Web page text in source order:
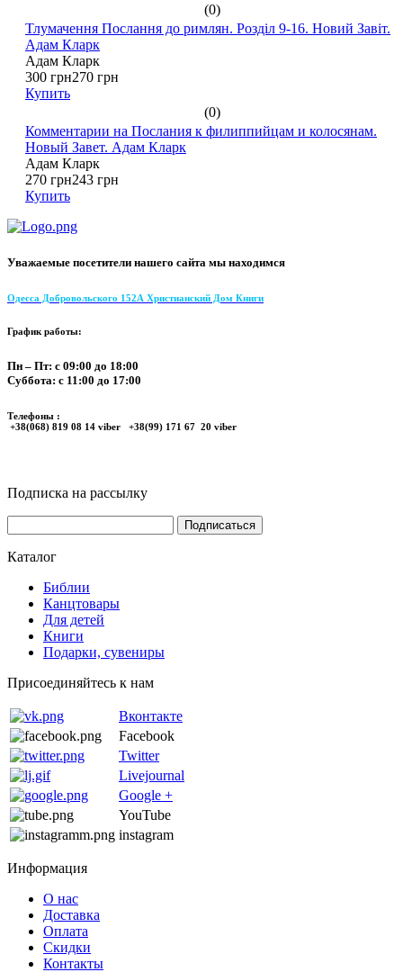
(0)
Тлумачення Послання до римлян. Розділ 9-16. Новий Завіт.
Адам Кларк
Адам Кларк
300 грн270 грн
Купить
(0)
Комментарии на Послания к филиппийцам и колосянам.
Новый Завет. Адам Кларк
Адам Кларк
270 грн243 грн
Купить
Уважаемые посетители нашего сайта мы находимся
Одесса Добровольского 152А Христианский Дом Книги
График работы:
Пн – Пт: с 09:00 до 18:00
Суббота: с 11:00 до 17:00
Телефоны :
+38(068) 819 08 14 viber +38(99) 171 67 20 viber
Подписка на рассылку
Каталог
Библии
Канцтовары
Для детей
Книги
Подарки, сувениры
Присоединяйтесь к нам
Вконтакте
Facebook
Twitter
Livejournal
Google +
YouTube
instagram
Информация
О нас
Доставка
Оплата
Скидки
Контакты